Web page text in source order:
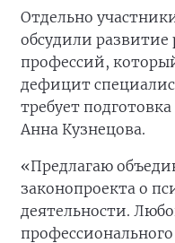
Отдельно
обсудили
профессий,
дефицит
требует
Анна Кузнецова.
«Предлагаю
законопроекта о
деятельности.